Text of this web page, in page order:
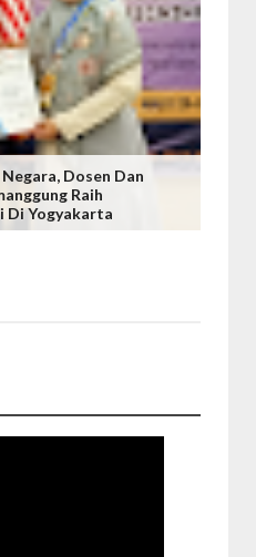
Dosen Dan
Raih
Di Yogyakarta